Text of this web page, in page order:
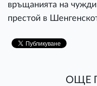
връщанията на
престой в
ОЩЕ